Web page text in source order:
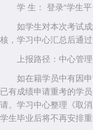
学 生： 登录“学生平
如学生对本次考试成
核，学习中心汇总后通
上报路径：中心管
如在籍学员中有因申
已有成绩申请重考的学
请。学习中心整理《取
学生毕业后将不再安排重